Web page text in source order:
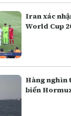
Iran xác
World Cup
Hàng nghìn
biển